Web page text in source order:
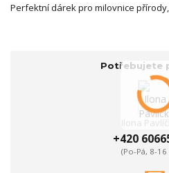
Perfektní dárek pro milovnice
Potřebujete
Ilona
+420
(Po-Pá, 8-